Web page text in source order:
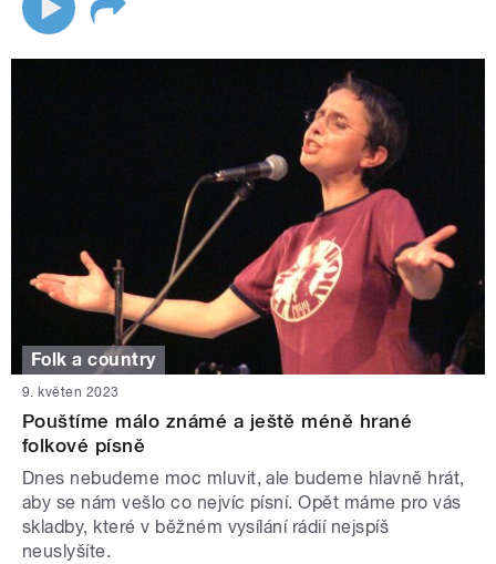
Folk a country
9. květen 2023
Pouštíme málo známé a ještě méně hrané
folkové písně
Dnes nebudeme moc mluvit, ale budeme hlavně hrát,
aby se nám vešlo co nejvíc písní. Opět máme pro vás
skladby, které v běžném vysílání rádií nejspíš
neuslyšíte.